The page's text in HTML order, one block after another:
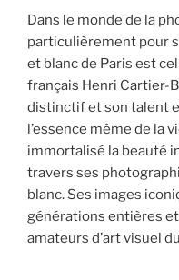
Dans le monde de la
particulièrement pour
et blanc de Paris est
français Henri Cartier-
distinctif et son talent
l’essence même de la
immortalisé la beauté
travers ses
blanc. Ses images
générations entières
amateurs d’art visuel